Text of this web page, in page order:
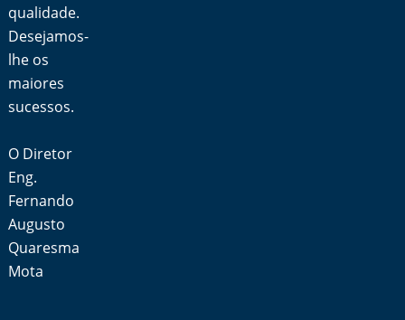
qualidade.
Desejamos-
lhe os
maiores
sucessos.
O Diretor
Eng.
Fernando
Augusto
Quaresma
Mota